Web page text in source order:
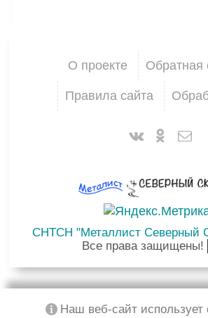
О проекте Обратная
Правила сайта
СНТСН "Металлист Северный
Все права защищены!
Наш веб-сайт использует